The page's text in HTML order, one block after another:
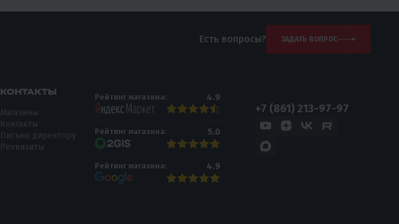
Есть вопросы? ЗАДАТЬ ВОПРОС
КОНТАКТЫ
Магазины
Контакты
Письмо директору
Реквизиты
Рейтинг магазина: 4.9
Рейтинг магазина: 5.0
Рейтинг магазина: 4.9
+7 (861) 213-97-97